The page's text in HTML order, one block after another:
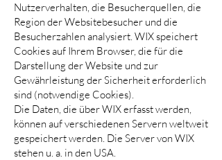
Nutzerverhalten, die Besucherquellen, die
Region der Websitebesucher und die
Besucherzahlen analysiert. WIX speichert
Cookies auf Ihrem Browser, die für die
Darstellung der Website und zur
Gewährleistung der Sicherheit erforderlich
sind (notwendige Cookies).
Die Daten, die über WIX erfasst werden,
können auf verschiedenen Servern weltweit
gespeichert werden. Die Server von WIX
stehen u. a. in den USA.